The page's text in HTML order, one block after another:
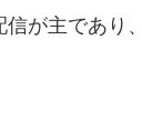
が主であり